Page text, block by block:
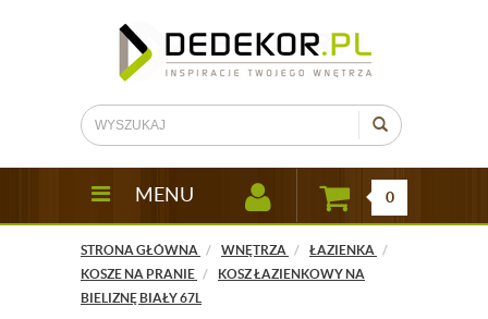
MENU 0
STRONA GŁÓWNA WNĘTRZA
ŁAZIENKA
KOSZE NA PRANIE
KOSZ ŁAZIENKOWY NA
BIELIZNĘ BIAŁY 67L